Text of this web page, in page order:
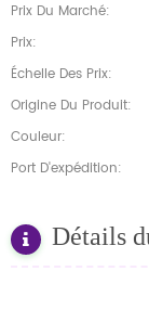
Prix Du Marché:
Prix:
Échelle Des Prix:
Origine Du Produit:
Couleur:
Port D'expédition:
Détails